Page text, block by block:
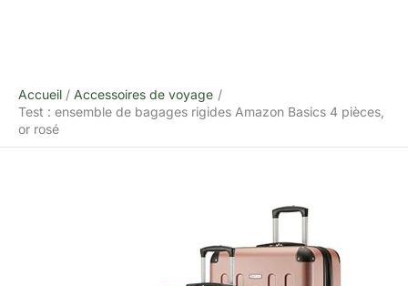
Accueil
Accessoires de voyage
Test : ensemble de bagages rigides Amazon Basics 4 pièces,
or rosé